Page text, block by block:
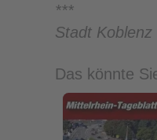
***
Stadt Koblenz
Das könnte